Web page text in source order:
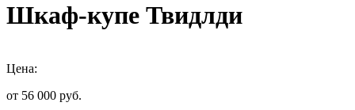
Шкаф-купе Твидлди
Цена:
от 56 000 руб.